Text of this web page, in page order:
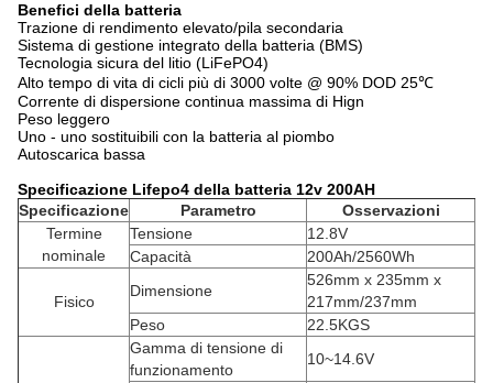
Benefici della batteria
Trazione di rendimento elevato/pila secondaria
Sistema di gestione integrato della batteria (BMS)
Tecnologia sicura del litio (LiFePO4)
Alto tempo di vita di cicli più di 3000 volte @ 90% DOD 25℃
Corrente di dispersione continua massima di Hign
Peso leggero
Uno - uno sostituibili con la batteria al piombo
Autoscarica bassa
Specificazione Lifepo4 della batteria 12v 200AH
Specificazione
Parametro
Osservazioni
Termine
nominale
Tensione
12.8V
Capacità
200Ah/2560Wh
Fisico
Dimensione
526mm x 235mm x
217mm/237mm
Peso
22.5KGS
Gamma di tensione di
funzionamento
10~14.6V